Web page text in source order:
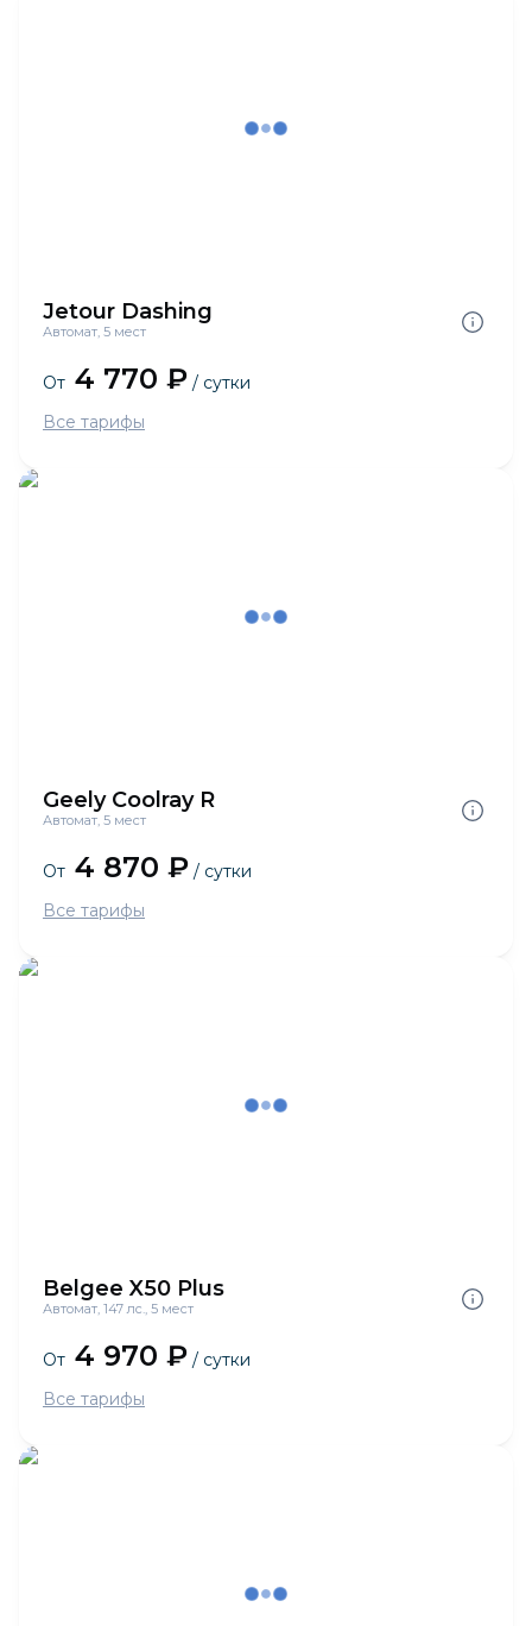
Jetour Dashing
Автомат, 5 мест
От 4 770 ₽ / сутки
Все тарифы
Geely Coolray R
Автомат, 5 мест
От 4 870 ₽ / сутки
Все тарифы
Belgee X50 Plus
Автомат, 147 лс., 5 мест
От 4 970 ₽ / сутки
Все тарифы